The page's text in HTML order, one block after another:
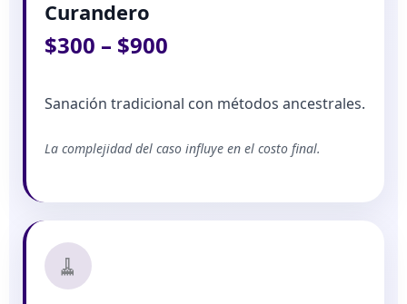
Curandero
$300 – $900
Sanación tradicional con métodos ancestrales.
La complejidad del caso influye en el costo final.
🧹